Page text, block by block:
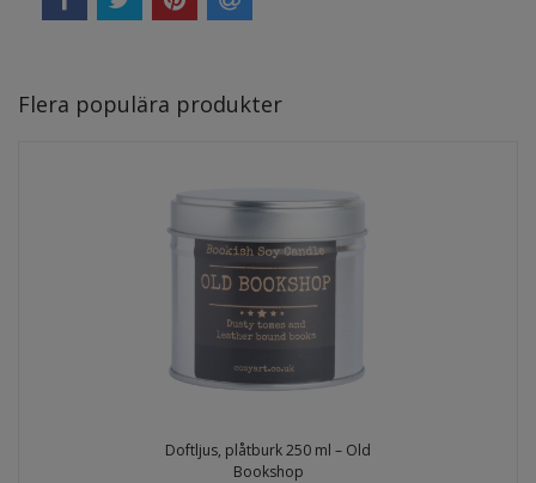
Flera populära produkter
Doftljus, plåtburk 250 ml – Old
Bookshop